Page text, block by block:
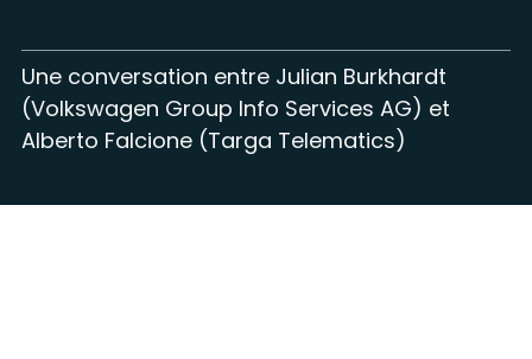
Une conversation entre Julian Burkhardt
(Volkswagen Group Info Services AG) et
Alberto Falcione (Targa Telematics)